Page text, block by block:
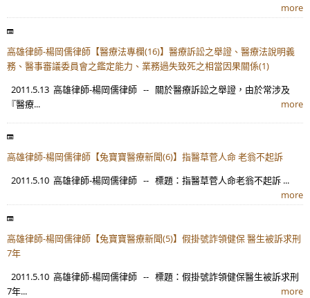
more
高雄律師-楊岡儒律師【醫療法專欄(16)】醫療訴訟之舉證、醫療法說明義
務、醫事審議委員會之鑑定能力、業務過失致死之相當因果關係(1)
2011.5.13 高雄律師-楊岡儒律師 -- 關於醫療訴訟之舉證，由於常涉及
『醫療...
more
高雄律師-楊岡儒律師【兔寶寶醫療新聞(6)】指醫草菅人命 老翁不起訴
2011.5.10 高雄律師-楊岡儒律師 -- 標題：指醫草菅人命老翁不起訴 ...
more
高雄律師-楊岡儒律師【兔寶寶醫療新聞(5)】假掛號詐領健保 醫生被訴求刑
7年
2011.5.10 高雄律師-楊岡儒律師 -- 標題：假掛號詐領健保醫生被訴求刑
7年...
more